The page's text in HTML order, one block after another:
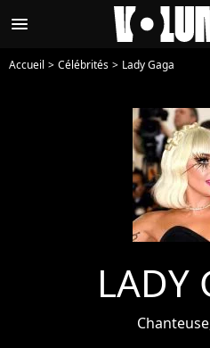
menu
Accueil Célébrités Lady Gaga
LADY